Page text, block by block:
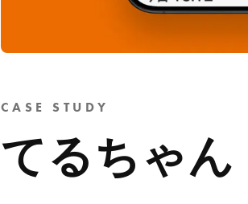
CASE STUDY
てるちゃん